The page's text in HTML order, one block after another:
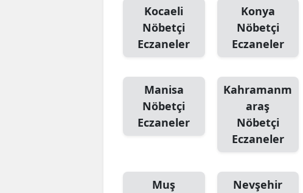
Kocaeli
Nöbetçi
Eczaneler
Konya
Nöbetçi
Eczaneler
Manisa
Nöbetçi
Eczaneler
Kahramanm
araş
Nöbetçi
Eczaneler
Muş
Nevşehir